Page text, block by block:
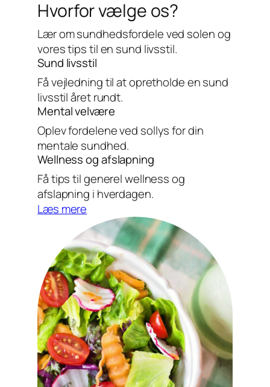
Hvorfor vælge os?
Lær om sundhedsfordele ved solen og
vores tips til en sund livsstil.
Sund livsstil
Få vejledning til at opretholde en sund
livsstil året rundt.
Mental velvære
Oplev fordelene ved sollys for din
mentale sundhed.
Wellness og afslapning
Få tips til generel wellness og
afslapning i hverdagen.
Læs mere